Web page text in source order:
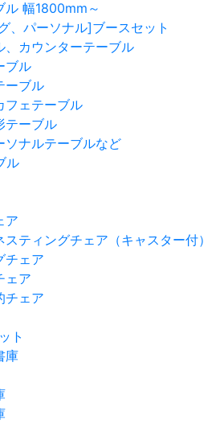
ル 幅1800mm～
、パーソナル]ブースセット
、カウンターテーブル
ブル
ーブル
フェテーブル
テーブル
ソナルテーブルなど
ル
ア
ティングチェア（キャスター付）
チェア
ェア
チェア
ト
庫